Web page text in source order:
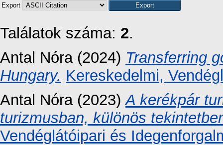
Export
Találatok száma: 2.
Antal Nóra (2024) Transferring
Hungary. Kereskedelmi,
Antal Nóra (2023)A kerékpár
turizmusban, különös
Vendéglátóipari és